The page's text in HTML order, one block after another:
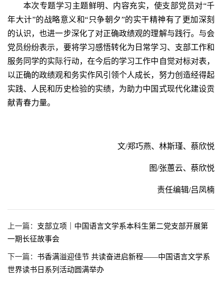
本次专题学习主题鲜明、内容充实，使支部党员对“千
年大计”的战略意义和“只争朝夕”的实干精神有了更加深刻
的认识，也进一步深化了对正确政绩观的理解与践行。与会
党员纷纷表示，要将学习感悟转化为日常学习、支部工作和
服务同学的实际行动，在今后的学习工作中自觉对标对表，
以正确的政绩观和务实作风引领个人成长，努力创造经得起
实践、人民和历史检验的实绩，为助力中国式现代化建设贡
献青春力量。
文/郑巧燕、林斯瑾、蔡欣悦
图/张蕙云、蔡欣悦
责任编辑/吕凤楠
上一篇： 支部立项｜中国语言文学系本科生第二党支部开展第
一期长征故事会
下一篇： 书香满溢迎佳节 共读奋进启新程——中国语言文学系
世界读书日系列活动圆满举办